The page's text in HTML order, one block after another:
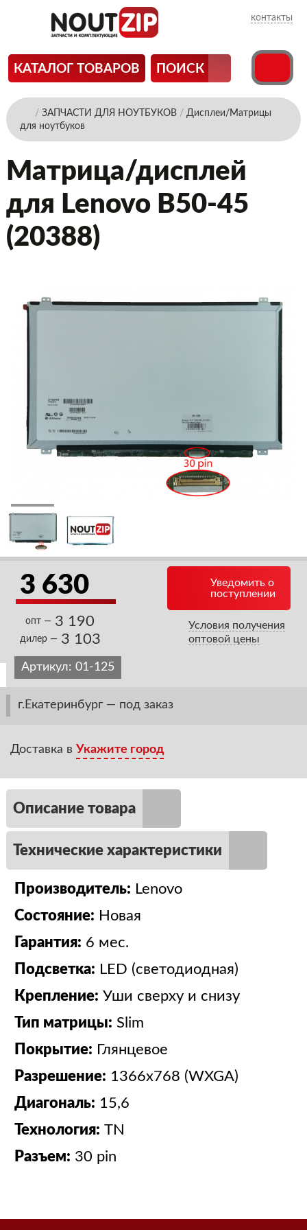
контакты
КАТАЛОГ ТОВАРОВ ПОИСК
/ ЗАПЧАСТИ ДЛЯ НОУТБУКОВ/ Дисплеи/Матрицы
для ноутбуков
Матрица/дисплей
для Lenovo B50-45
(20388)
3 630
опт — 3 190
дилер — 3 103
Уведомить о
поступлении
Условия получения
оптовой цены
Артикул: 01-125
г.Екатеринбург — под заказ
Доставка в Укажите город
Описание товара
Технические характеристики
Производитель: Lenovo
Состояние: Новая
Гарантия: 6 мес.
Подсветка: LED (светодиодная)
Крепление: Уши сверху и снизу
Тип матрицы: Slim
Покрытие: Глянцевое
Разрешение: 1366x768 (WXGA)
Диагональ: 15,6
Технология: TN
Разъем: 30 pin